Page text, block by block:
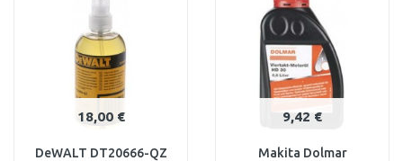
Vergleichen Vergleichen
18,00 €
DeWALT DT20666-QZ
9,42 €
Makita Dolmar